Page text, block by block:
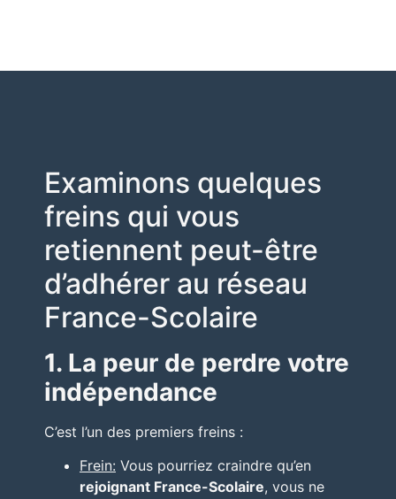
Examinons quelques
freins qui vous
retiennent peut-être
d’adhérer au réseau
France-Scolaire
1. La peur de perdre votre
indépendance
C’est l’un des premiers freins :
Frein: Vous pourriez craindre qu’en
rejoignant France-Scolaire, vous ne